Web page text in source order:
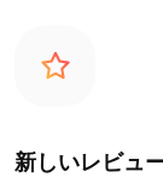
新しいレビュ